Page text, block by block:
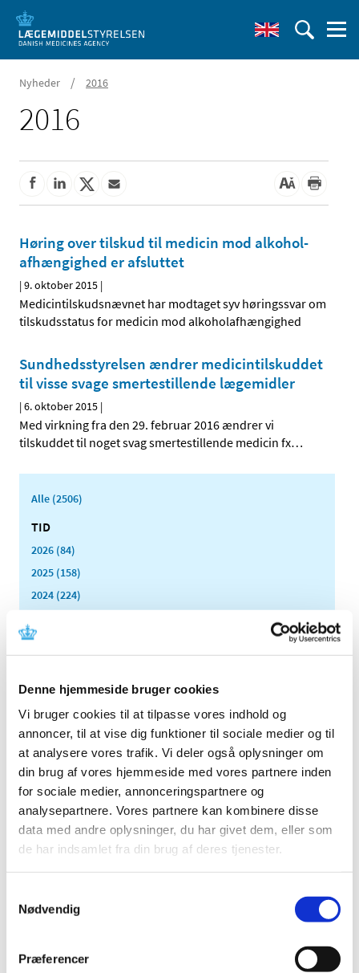
Denne hjemmeside bruger cookies
Vi bruger cookies til at tilpasse vores indhold og
annoncer, til at vise dig funktioner til sociale medier og til
at analysere vores trafik. Vi deler også oplysninger om
din brug af vores hjemmeside med vores partnere inden
for sociale medier, annonceringspartnere og
analysepartnere. Vores partnere kan kombinere disse
data med andre oplysninger, du har givet dem, eller som
de har indsamlet fra din brug af deres tjenester.
Nødvendig
Præferencer
Nyheder / 2016
2016
Høring over tilskud til medicin mod alkohol­
afhængighed er afsluttet
|9. oktober 2015 |
Medicintilskudsnævnet har modtaget syv høringssvar om
tilskudsstatus for medicin mod alkoholafhængighed
Sundhedsstyrelsen ændrer medicintilskuddet
til visse svage smertestillende lægemidler
|6. oktober 2015 |
Med virkning fra den 29. februar 2016 ændrer vi
tilskuddet til noget svag smertestillende medicin fx…
Alle (2506)
TID
2026 (84)
2025 (158)
2024 (224)
2022 (197)
2020 (263)
2019 (159)
2018 (150)
2017 (167)
2016 (167)
2015 (33)
december (4)
november (4)
august (2)
marts (2)